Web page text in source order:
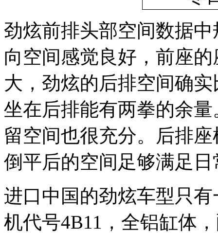
劲炫前排头部空间数据
向空间感觉良好，前座
大，劲炫的后排空间确
坐在后排能有两拳的余
留空间也很充分。后排
倒平后的空间足够满足
进口中国的劲炫车型只
机代号4B11，全铝缸体